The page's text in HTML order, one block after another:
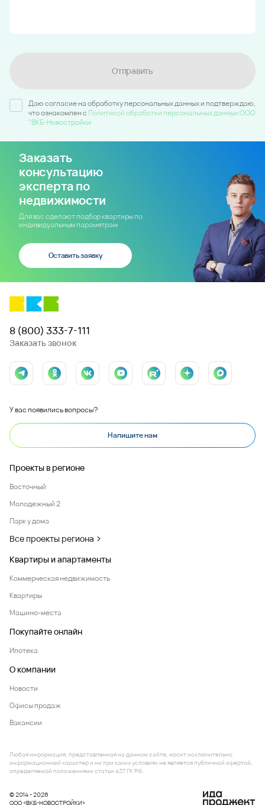
Отправить
Даю согласие на обработку персональных данных и подтверждаю,
что ознакомлен c Политикой обработки персональных данных ООО
"ВКБ-Новостройки
Заказать
консультацию
эксперта по
недвижимости
Для вас сделают подбор квартиры по
индивидуальным параметрам
Оставить заявку
8 (800) 333-7-111
Заказать звонок
У вас появились вопросы?
Напишите нам
Проекты в регионе
Восточный
Молодежный 2
Парк у дома
Все проекты региона
Квартиры и апартаменты
Коммерческая недвижимость
Квартиры
Машино-места
Покупайте онлайн
Ипотека
О компании
Новости
Офисы продаж
Вакансии
© 2014 - 2026
ООО «ВКБ-НОВОСТРОЙКИ»
Любая информация, представленная на данном сайте, носит исключительно
информационный характер и ни при каких условиях не является публичной офертой,
определяемой положениями статьи 437 ГК РФ.